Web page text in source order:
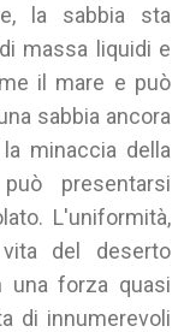
la sabbia sta
massa liquidi e
il mare e può
sabbia ancora
minaccia della
presentarsi
L'uniformità,
del deserto
una forza quasi
di innumerevoli